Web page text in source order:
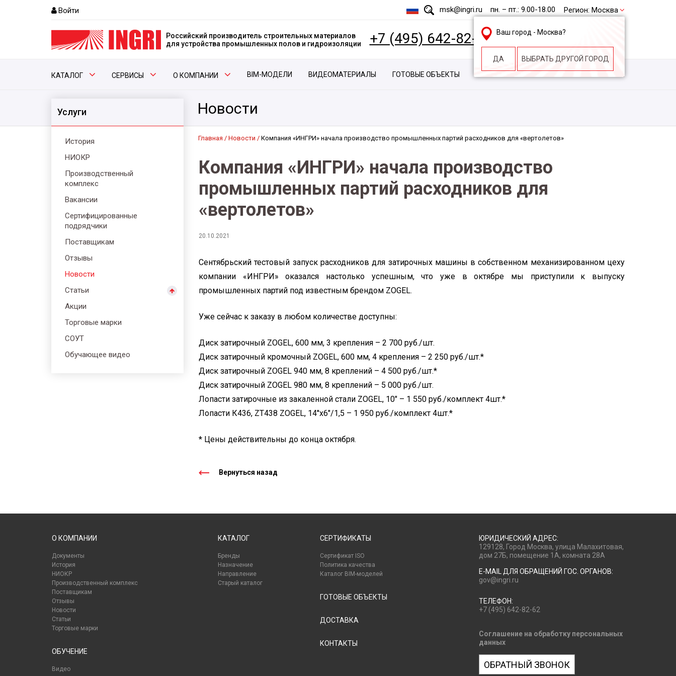
Войти msk@ingri.ru пн. – пт.: 9.00-18.00 Регион: Москва
Ваш город - Москва?
ДА ВЫБРАТЬ ДРУГОЙ ГОРОД
Российский производитель строительных материалов
для устройства промышленных полов и гидроизоляции
+7 (495) 642-82-62
КАТАЛОГ СЕРВИСЫ О КОМПАНИИ BIM-МОДЕЛИ ВИДЕОМАТЕРИАЛЫ ГОТОВЫЕ ОБЪЕКТЫ
Новости
Услуги
История
НИОКР
Производственный
комплекс
Вакансии
Сертифицированные
подрядчики
Поставщикам
Отзывы
Новости
Статьи
Акции
Торговые марки
СОУТ
Обучающее видео
Главная Новости Компания «ИНГРИ» начала производство промышленных партий расходников для «вертолетов»
Компания «ИНГРИ» начала производство
промышленных партий расходников для
«вертолетов»
20.10.2021
Сентябрьский тестовый запуск расходников для затирочных машины в собственном механизированном цеху
компании «ИНГРИ» оказался настолько успешным, что уже в октябре мы приступили к выпуску
промышленных партий под известным брендом ZOGEL.
Уже сейчас к заказу в любом количестве доступны:
Диск затирочный ZOGEL, 600 мм, 3 крепления – 2 700 руб./шт.
Диск затирочный кромочный ZOGEL, 600 мм, 4 крепления – 2 250 руб./шт.*
Диск затирочный ZOGEL 940 мм, 8 креплений – 4 500 руб./шт.*
Диск затирочный ZOGEL 980 мм, 8 креплений – 5 000 руб./шт.
Лопасти затирочные из закаленной стали ZOGEL, 10" – 1 550 руб./комплект 4шт.*
Лопасти К436, ZT438 ZOGEL, 14''х6"/1,5 – 1 950 руб./комплект 4шт.*
* Цены действительны до конца октября.
Вернуться назад
О КОМПАНИИ
Документы
История
НИОКР
Производственный комплекс
Поставщикам
Отзывы
Новости
Статьи
Торговые марки
ОБУЧЕНИЕ
Видео
КАТАЛОГ
Бренды
Назначение
Направление
Старый каталог
СЕРТИФИКАТЫ
Сертификат ISO
Политика качества
Каталог BIM-моделей
ГОТОВЫЕ ОБЪЕКТЫ
ДОСТАВКА
КОНТАКТЫ
ЮРИДИЧЕСКИЙ АДРЕС:
129128, Город Москва, улица Малахитовая,
дом 27Б, помещение 1А, комната 28А
E-MAIL ДЛЯ ОБРАЩЕНИЙ ГОС. ОРГАНОВ:
gov@ingri.ru
ТЕЛЕФОН:
+7 (495) 642-82-62
Соглашение на обработку персональных
данных
ОБРАТНЫЙ ЗВОНОК